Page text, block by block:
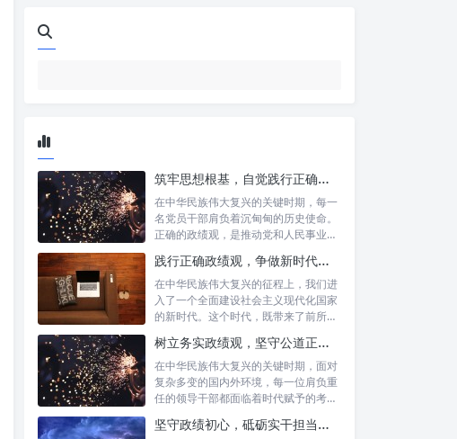
筑牢思想根基，自觉践行正确政绩观：新时代党员干部的价值指引
在中华民族伟大复兴的关键时期，每一
名党员干部肩负着沉甸甸的历史使命。
正确的政绩观，是推动党和人民事业发
践行正确政绩观，争做新时代合格公职人员：新征程的使命与担当
在中华民族伟大复兴的征程上，我们进
入了一个全面建设社会主义现代化国家
的新时代。这个时代，既带来了前所未
树立务实政绩观，坚守公道正派底线：新时代领导干部高质量发展指南
在中华民族伟大复兴的关键时期，面对
复杂多变的国内外环境，每一位肩负重
任的领导干部都面临着时代赋予的考验
坚守政绩初心，砥砺实干担当：新时代高质量发展的精神坐标